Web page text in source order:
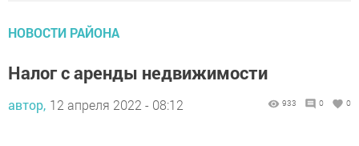
НОВОСТИ РАЙОНА
Налог с аренды недвижимости
автор, 12 апреля 2022 - 08:12 933 0 0